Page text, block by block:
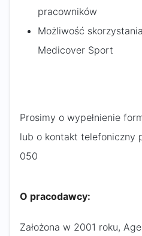
pracowników
Możliwość
Medicover Sport
Prosimy o wypełnienie
lub o kontakt telefoniczny
050 ​
O pracodawcy:
Założona w 2001 roku,